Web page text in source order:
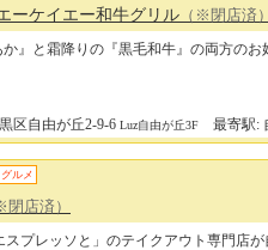
ーケイエー和牛グリル （※閉店済）
』と霜降りの『黒毛和牛』の両方のお
区自由が丘2-9-6 Luz自由が丘3F 最寄駅:
グルメ
閉店済）
プレッソと」のテイクアウト専門店が